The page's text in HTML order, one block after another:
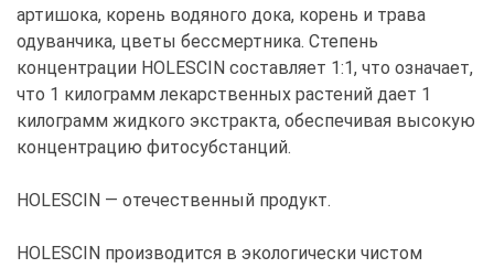
артишока, корень водяного дока, корень и трава
одуванчика, цветы бессмертника. Степень
концентрации HOLESCIN составляет 1:1, что означает,
что 1 килограмм лекарственных растений дает 1
килограмм жидкого экстракта, обеспечивая высокую
концентрацию фитосубстанций.
HOLESCIN — отечественный продукт.
HOLESCIN производится в экологически чистом